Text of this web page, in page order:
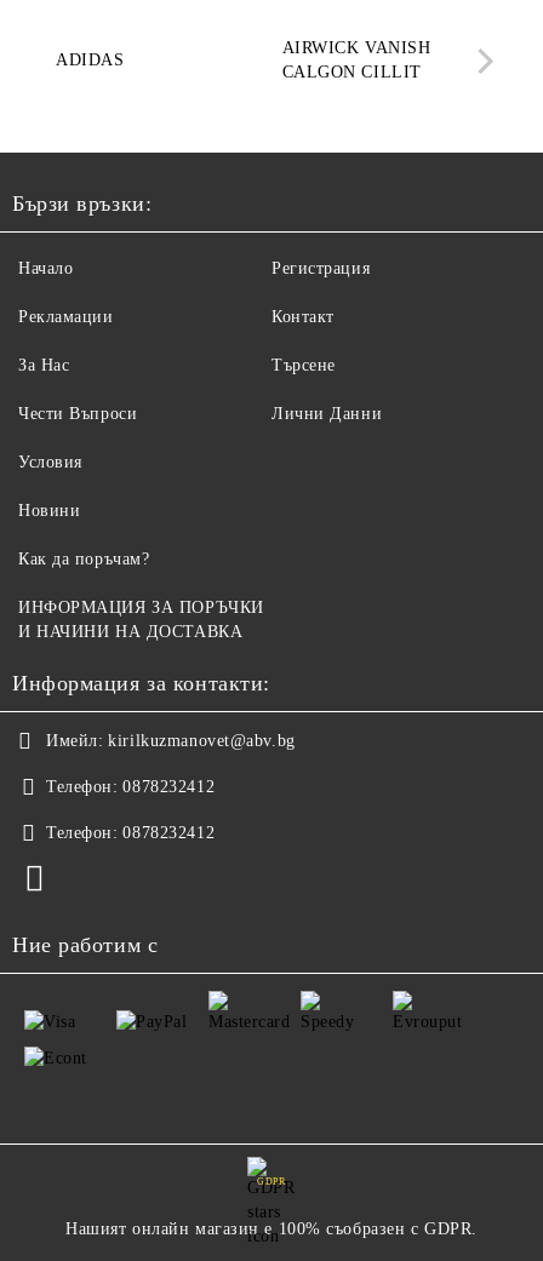
ADIDAS
AIRWICK VANISH
CALGON CILLIT
Бързи връзки:
Начало
Рекламации
За Нас
Чести Въпроси
Регистрация
Контакт
Търсене
Лични Данни
Условия
Новини
Как да поръчам?
ИНФОРМАЦИЯ ЗА ПОРЪЧКИ
И НАЧИНИ НА ДОСТАВКА
Информация за контакти:
Имейл: kirilkuzmanovet@abv.bg
Телефон: 0878232412
Телефон: 0878232412
Ние работим с
GDPR
Нашият онлайн магазин е 100% съобразен с GDPR.